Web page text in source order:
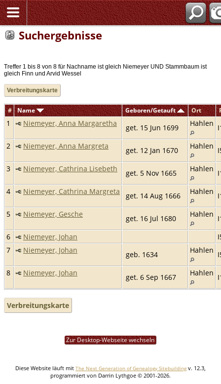
Suchergebnisse
Treffer 1 bis 8 von 8 für Nachname ist gleich Niemeyer UND Stammbaum ist
gleich Finn und Arvid Wessel
Verbreitungskarte
# Name Geboren/Getauft Ort
1 Niemeyer, Anna Margaretha get. 15 Jun 1699 Hahlen
2
Niemeyer, Anna Margreta get. 12 Jan 1670 Hahlen
3
Niemeyer, Cathrina Lisebeth get. 5 Nov 1665 Hahlen
4
Niemeyer, Cathrina Margreta get. 14 Aug 1666 Hahlen
5
Niemeyer, Gesche get. 16 Jul 1680 Hahlen
6
Niemeyer, Johan
7
Niemeyer, Johan geb. 1634 Hahlen
8
Niemeyer, Johan get. 6 Sep 1667 Hahlen
Verbreitungskarte
Zur Desktop-Webseite wechseln
Diese Website läuft mit The Next Generation of Genealogy Sitebuilding v. 12.3,
programmiert von Darrin Lythgoe © 2001-2026.